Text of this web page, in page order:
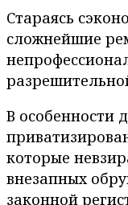
Стараясь
сложнейшие
В особенности
которые
внезапных
законной